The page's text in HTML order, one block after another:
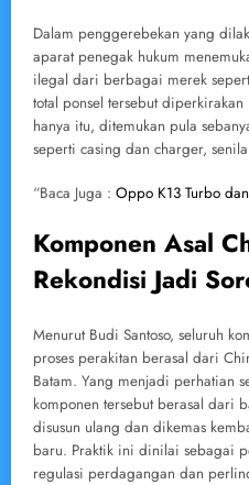
Dalam penggerebekan yang
aparat penegak hukum
ilegal dari berbagai merek
total ponsel tersebut
hanya itu, ditemukan pula
seperti casing dan charger,
“Baca Juga : Oppo K13 Turbo
Komponen Asal
Rekondisi Jadi
Menurut Budi Santoso, seluruh
proses perakitan berasal dari
Batam. Yang menjadi perhatian
komponen tersebut berasal dari
disusun ulang dan dikemas
baru. Praktik ini dinilai sebagai
regulasi perdagangan dan